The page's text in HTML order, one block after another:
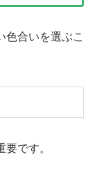
色合いを選ぶこ
です。